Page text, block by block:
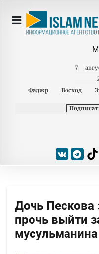
7
Фаджр
Восход
Дочь Пескова
прочь выйти
мусульманина